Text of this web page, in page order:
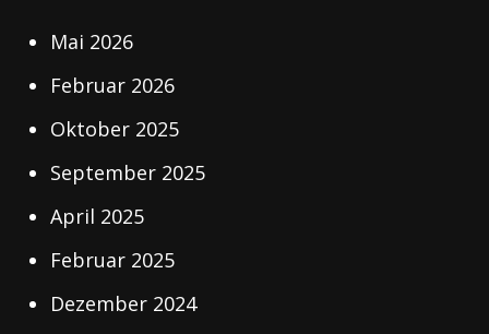
Mai 2026
Februar 2026
Oktober 2025
September 2025
April 2025
Februar 2025
Dezember 2024